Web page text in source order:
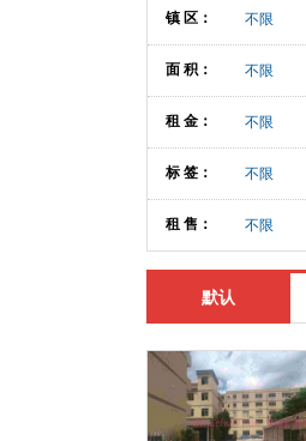
镇 区： 不限
面 积： 不限
租 金： 不限
标 签： 不限
租 售： 不限
默认